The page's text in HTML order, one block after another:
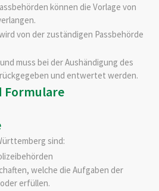
können die Vorlage von
von der zuständigen Passbehörde
muss bei der Aushändigung des
und entwertet werden.
Formulare
sind:
welche die Aufgaben der
erfüllen.